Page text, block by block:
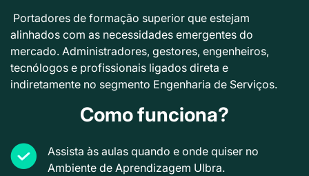
Portadores de formação superior que estejam
alinhados com as necessidades emergentes do
mercado. Administradores, gestores, engenheiros,
tecnólogos e profissionais ligados direta e
indiretamente no segmento Engenharia de Serviços.
Como funciona?
Assista às aulas quando e onde quiser no
Ambiente de Aprendizagem Ulbra.